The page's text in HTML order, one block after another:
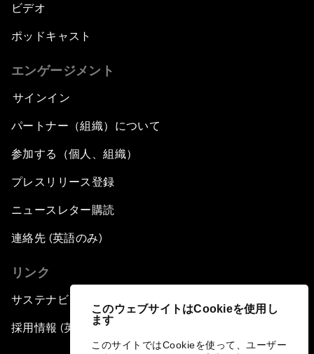
このウェブサイトはCookieを使用し
ます
このサイトではCookieを使って、ユーザー
ビデオ
ポッドキャスト
エンゲージメント
サインイン
パートナー（組織）について
参加する（個人、組織）
プレスリリース登録
ニュースレター購読
連絡先 (英語のみ)
リンク
サステナビリティへの取り組み
採用情報 (英語のみ)